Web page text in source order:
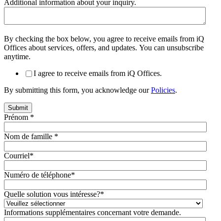
Additional information about your inquiry.
By checking the box below, you agree to receive emails from iQ
Offices about services, offers, and updates. You can unsubscribe
anytime.
I agree to receive emails from iQ Offices.
By submitting this form, you acknowledge ourPolicies.
Prénom *
Nom de famille *
Courriel*
Numéro de téléphone*
Quelle solution vous intéresse?*
Informations supplémentaires concernant votre demande.